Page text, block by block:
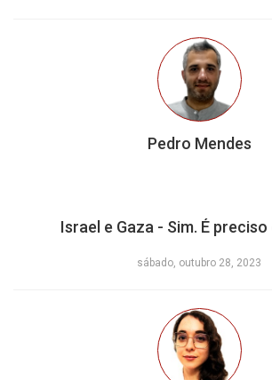
Pedro Mendes
Israel e Gaza - Sim. É
sábado, outubro 28, 2023